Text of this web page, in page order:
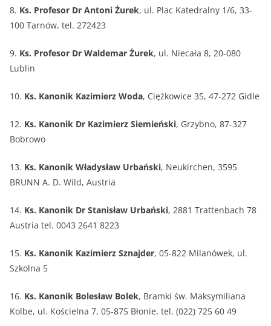
8. Ks. Profesor Dr Antoni Żurek, ul. Plac Katedralny 1/6, 33-
100 Tarnów, tel. 272423
9. Ks. Profesor Dr Waldemar Żurek, ul. Niecała 8, 20-080
Lublin
10. Ks. Kanonik Kazimierz Woda, Ciężkowice 35, 47-272 Gidle
12. Ks. Kanonik Dr Kazimierz Siemieński, Grzybno, 87-327
Bobrowo
13. Ks. Kanonik Władysław Urbański, Neukirchen, 3595
BRUNN A. D. Wild, Austria
14. Ks. Kanonik Dr Stanisław Urbański, 2881 Trattenbach 78
Austria tel. 0043 2641 8223
15. Ks. Kanonik Kazimierz Sznajder, 05-822 Milanówek, ul.
Szkolna 5
16. Ks. Kanonik Bolesław Bolek, Bramki św. Maksymiliana
Kolbe, ul. Kościelna 7, 05-875 Błonie, tel. (022) 725 60 49